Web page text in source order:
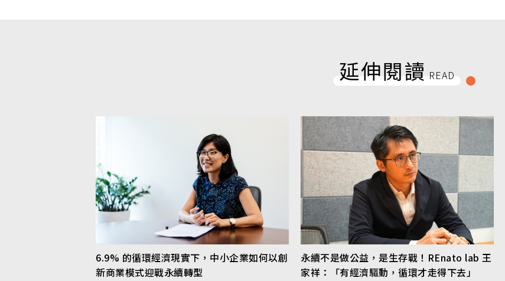
延伸閱讀 READ
6.9% 的循環經濟現實下，中小企業如何以創
新商業模式迎戰永續轉型
永續不是做公益，是生存戰！REnato lab 王
家祥：「有經濟驅動，循環才走得下去」